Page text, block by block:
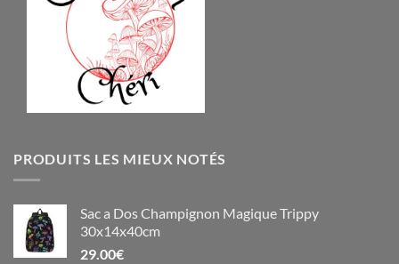
PRODUITS LES MIEUX NOTÉS
Sac a Dos Champignon Magique Trippy
30x14x40cm
29.00€